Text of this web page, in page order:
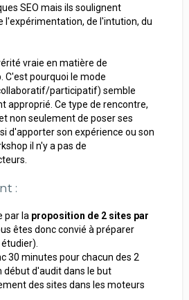
SEO mais ils soulignent
l'expérimentation, de l'intution, du
vraie en matière de
pourquoi le mode
participatif) semble
approprié. Ce type de rencontre,
non seulement de poser ses
d'apporter son expérience ou son
il n'y a pas de
:
par la proposition de 2 sites par
êtes donc convié à préparer
30 minutes pour chacun des 2
début d'audit dans le but
des sites dans les moteurs